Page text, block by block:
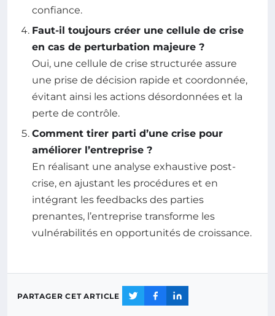
confiance.
Faut-il toujours créer une cellule de crise
en cas de perturbation majeure ?
Oui, une cellule de crise structurée assure
une prise de décision rapide et coordonnée,
évitant ainsi les actions désordonnées et la
perte de contrôle.
Comment tirer parti d’une crise pour
améliorer l’entreprise ?
En réalisant une analyse exhaustive post-
crise, en ajustant les procédures et en
intégrant les feedbacks des parties
prenantes, l’entreprise transforme les
vulnérabilités en opportunités de croissance.
PARTAGER CET ARTICLE